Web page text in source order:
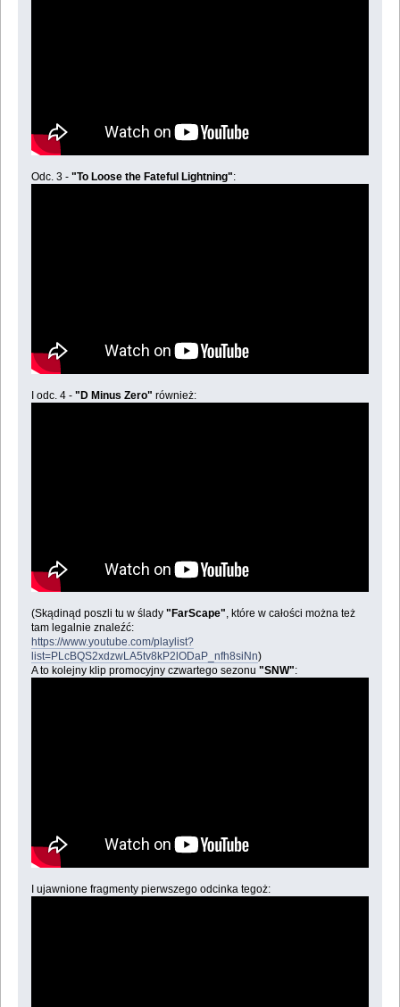
Odc. 3 - "To Loose the Fateful Lightning":
I odc. 4 - "D Minus Zero" również:
(Skądinąd poszli tu w ślady "FarScape", które w całości można też
tam legalnie znaleźć:
https://www.youtube.com/playlist?
list=PLcBQS2xdzwLA5tv8kP2lODaP_nfh8siNn)
A to kolejny klip promocyjny czwartego sezonu "SNW":
I ujawnione fragmenty pierwszego odcinka tegoż: